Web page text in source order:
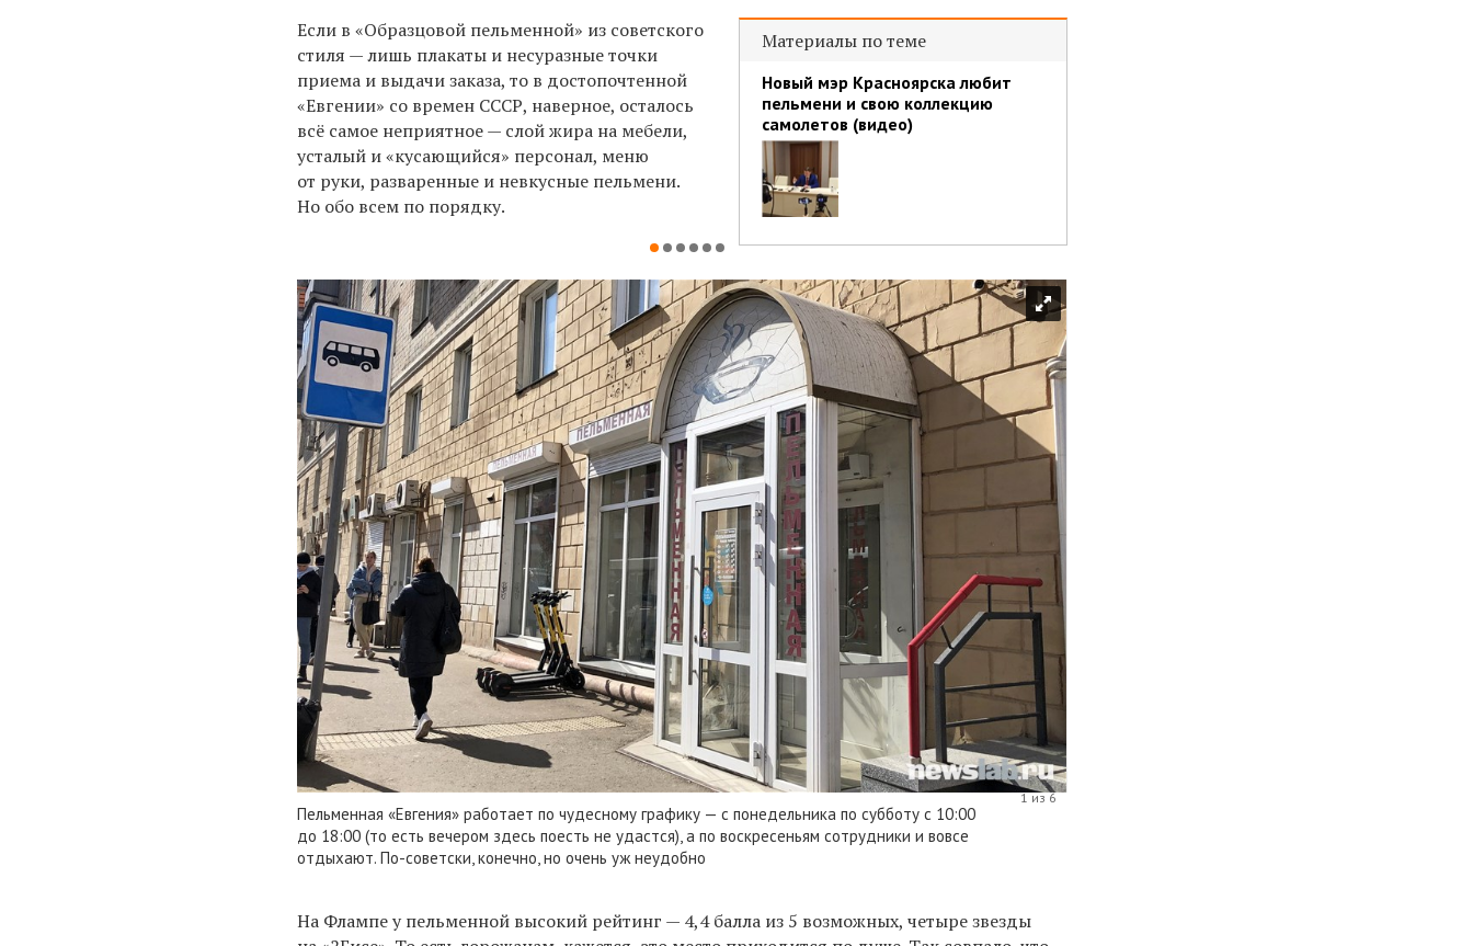
Материалы по теме
Новый мэр Красноярска любит
пельмени и свою коллекцию
самолетов (видео)
Если в «Образцовой пельменной» из советского
стиля — лишь плакаты и несуразные точки
приема и выдачи заказа, то в достопочтенной
«Евгении» со времен СССР, наверное, осталось
всё самое неприятное — слой жира на мебели,
усталый и «кусающийся» персонал, меню
от руки, разваренные и невкусные пельмени.
Но обо всем по порядку.
Пельменная «Евгения» работает по чудесному графику — с понедельника по субботу с 10:00
до 18:00 (то есть вечером здесь поесть не удастся), а по воскресеньям сотрудники и вовсе
отдыхают. По-советски, конечно, но очень уж неудобно
1 из 6
На Флампе у пельменной высокий рейтинг — 4,4 балла из 5 возможных, четыре звезды